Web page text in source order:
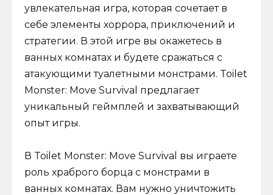
увлекательная игра, которая сочетает в
себе элементы хоррора, приключений и
стратегии. В этой игре вы окажетесь в
ванных комнатах и будете сражаться с
атакующими туалетными монстрами. Toilet
Monster: Move Survival предлагает
уникальный геймплей и захватывающий
опыт игры.
В Toilet Monster: Move Survival вы играете
роль храброго борца с монстрами в
ванных комнатах. Вам нужно уничтожить